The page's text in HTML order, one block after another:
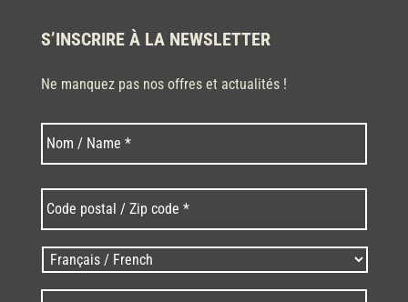
S’INSCRIRE À LA NEWSLETTER
Ne manquez pas nos offres et actualités !
Nom * Nom
postal
/
Zip
code
* *
Langues
/
Language *